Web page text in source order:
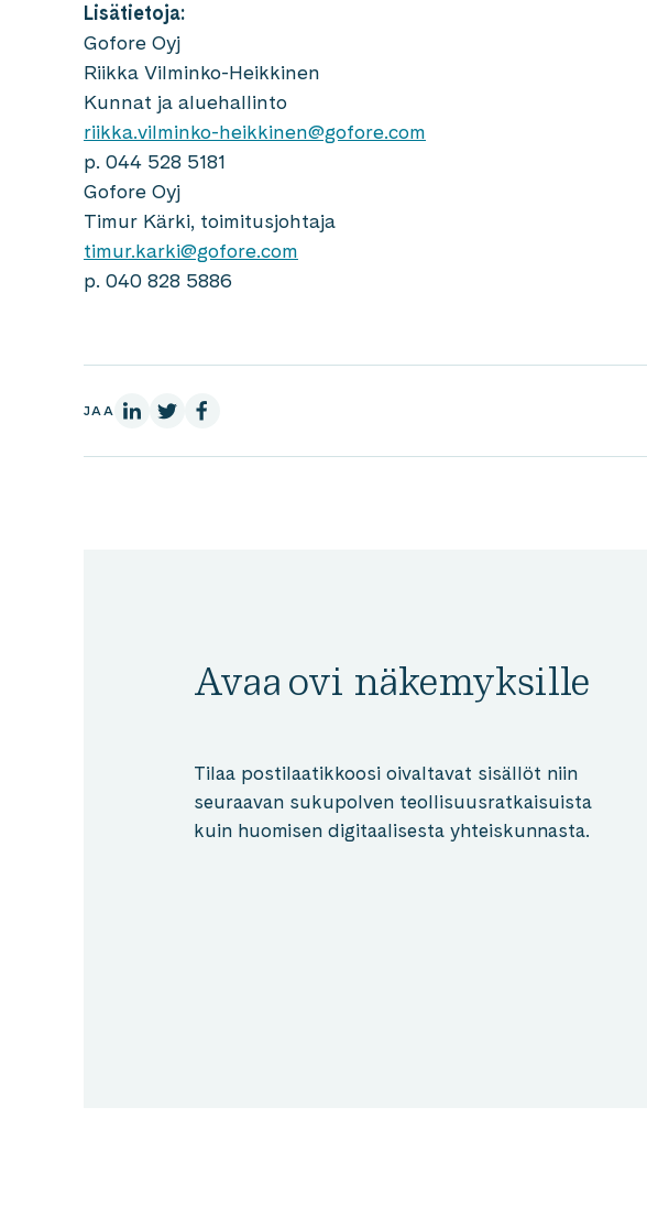
Lisätietoja:
Gofore Oyj
Riikka Vilminko-Heikkinen
Kunnat ja aluehallinto
riikka.vilminko-heikkinen@gofore.com
p. 044 528 5181
Gofore Oyj
Timur Kärki, toimitusjohtaja
timur.karki@gofore.com
p. 040 828 5886
JAA LinkedInissä
X:ssäFacebookissa
Avaa ovi näkemyksille
Tilaa postilaatikkoosi oivaltavat sisällöt niin
seuraavan sukupolven teollisuusratkaisuista
kuin huomisen digitaalisesta yhteiskunnasta.